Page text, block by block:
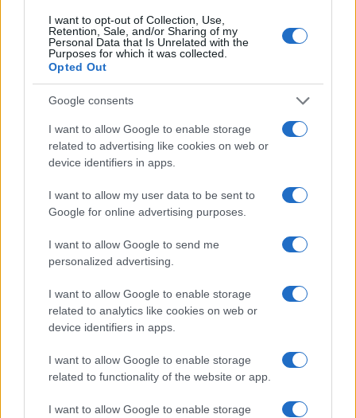
I want to opt-out of Collection, Use,
Retention, Sale, and/or Sharing of my
Personal Data that Is Unrelated with the
Purposes for which it was collected.
Opted Out
Google consents
I want to allow Google to enable storage
related to advertising like cookies on web or
device identifiers in apps.
I want to allow my user data to be sent to
Google for online advertising purposes.
I want to allow Google to send me
personalized advertising.
I want to allow Google to enable storage
related to analytics like cookies on web or
device identifiers in apps.
I want to allow Google to enable storage
related to functionality of the website or app.
I want to allow Google to enable storage
Jovanotti, Gabry Ponte e Alfa: Olbia ombelico del
mondo per una notte
Giorgia Meloni a La Maddalena, la vicesindaco:
“Orgoglio e discrezione per visita privata̶…
Incendio nella notte a Olbia, a fuoco due furgoni
A fuoco un deposito con bombole, intervento dei
vigili del fuoco a Rudalza